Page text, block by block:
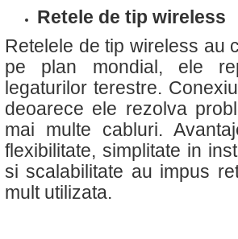
Retele de tip wireless
Retelele de tip wireless au
pe plan mondial, ele
legaturilor terestre.
deoarece ele rezolva
mai multe cabluri.
flexibilitate, simplitate in
si scalabilitate au impus
mult utilizata.